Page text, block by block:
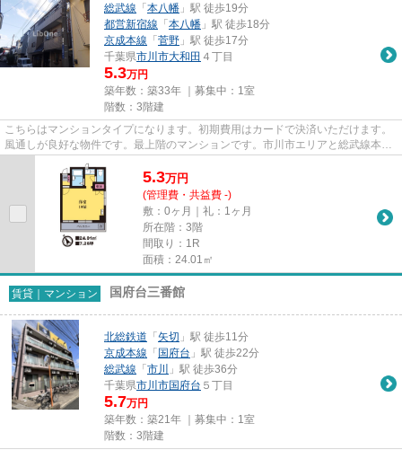
総武線 「 本八幡 」駅 徒歩19分
都営新宿線 「 本八幡 」駅 徒歩18分
京成本線 「 菅野 」駅 徒歩17分
千葉県市川市大和田 ４丁目
5.3万円
築年数：築33年 ｜募集中： 1室
階数：3階建
こちらはマンションタイプになります。初期費用はカードで決済いただけます。
風通しが良好な物件です。最上階のマンションです。市川市エリアと総武線本八
5.3万円
(管理費・共益費 -)
敷：0ヶ月｜礼：1ヶ月
所在階：3階
間取り：1R
面積：24.01㎡
賃貸｜マンション 国府台三番館
北総鉄道 「 矢切 」駅 徒歩11分
京成本線 「 国府台 」駅 徒歩22分
総武線 「 市川
」駅 徒歩36分
千葉県市川市国府台 ５丁目
5.7万円
築年数：築21年 ｜募集中： 1室
階数：3階建